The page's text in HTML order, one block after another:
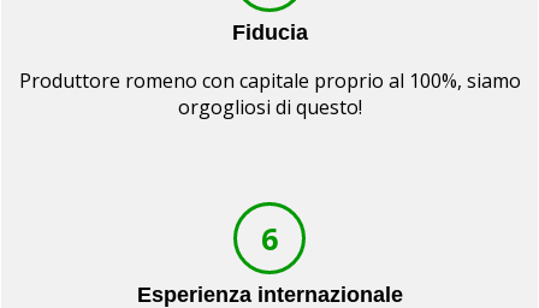
Fiducia
Produttore romeno con capitale proprio al 100%, siamo
orgogliosi di questo!
6
Esperienza internazionale